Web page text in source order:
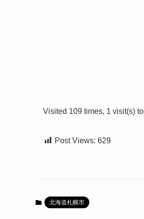
Visited 109 times, 1 visit(s)
Post Views: 629
北海道札幌市